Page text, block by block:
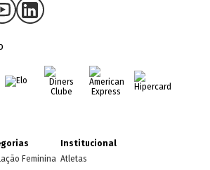
Feminina
Institucional
Atletas